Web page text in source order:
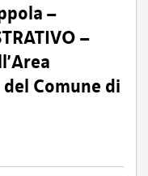
–
–
Comune di